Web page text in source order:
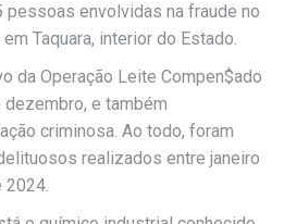
pessoas envolvidas na fraude no
Taquara, interior do Estado.
da Operação Leite Compen$ado
e também
criminosa. Ao todo, foram
realizados entre janeiro
2024.